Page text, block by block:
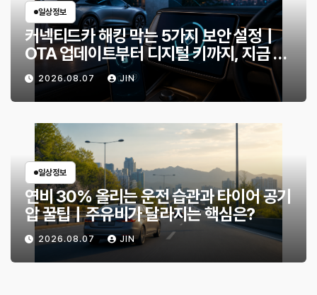
일상정보
커넥티드카 해킹 막는 5가지 보안 설정｜
OTA 업데이트부터 디지털 키까지, 지금 확
인할 것은?
2026.08.07 JIN
일상정보
연비 30% 올리는 운전 습관과 타이어 공기
압 꿀팁｜주유비가 달라지는 핵심은?
2026.08.07 JIN